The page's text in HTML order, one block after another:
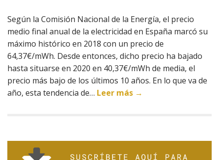
Según la Comisión Nacional de la Energía, el precio
medio final anual de la electricidad en España marcó su
máximo histórico en 2018 con un precio de
64,37€/mWh. Desde entonces, dicho precio ha bajado
hasta situarse en 2020 en 40,37€/mWh de media, el
precio más bajo de los últimos 10 años. En lo que va de
año, esta tendencia de… Leer más →